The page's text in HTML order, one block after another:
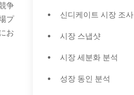
争
プ
お
신디케이트 시장 조사
시장 스냅샷
시장 세분화 분석
성장 동인 분석